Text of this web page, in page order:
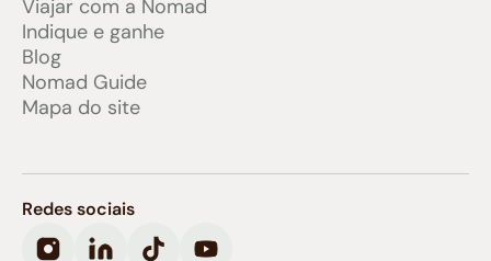
Viajar com a Nomad
Indique e ganhe
Blog
Nomad Guide
Mapa do site
Redes sociais